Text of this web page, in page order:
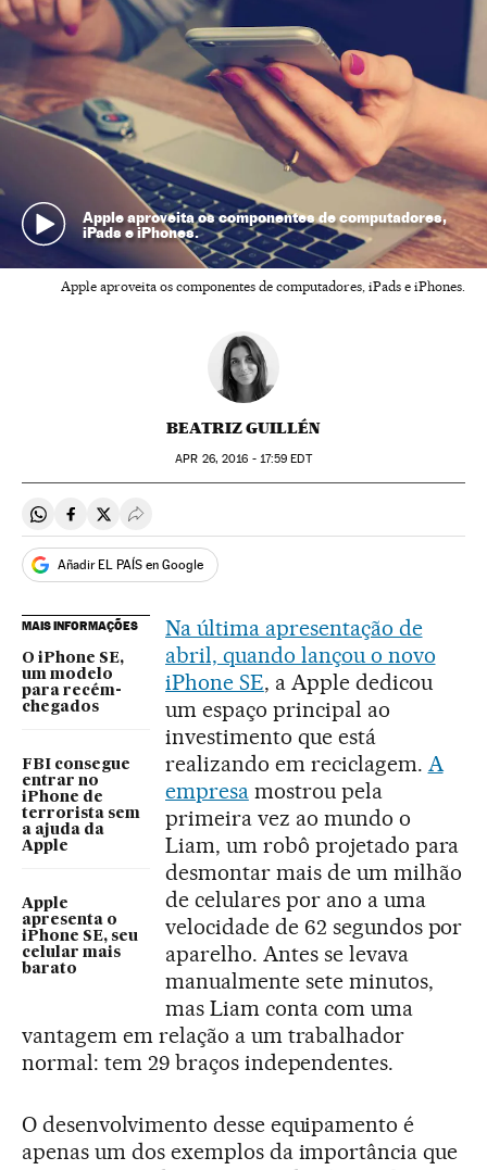
Apple aproveita os componentes de computadores,
iPads e iPhones.
Apple aproveita os componentes de computadores, iPads e iPhones.
BEATRIZ GUILLÉN
APR 26, 2016 - 17:59 EDT
Compartir en Whatsapp
Compartir en Facebook
Compartir en Twitter
Desplegar Redes Sociales
Añadir EL PAÍS en Google
MAIS INFORMAÇÕES
O iPhone SE,
um modelo
para recém-
chegados
FBI consegue
entrar no
iPhone de
terrorista sem
a ajuda da
Apple
Apple
apresenta o
iPhone SE, seu
celular mais
barato
Na última apresentação de
abril, quando lançou o novo
iPhone SE, a Apple dedicou
um espaço principal ao
investimento que está
realizando em reciclagem. A
empresamostrou pela
primeira vez ao mundo o
Liam, um robô projetado para
desmontar mais de um milhão
de celulares por ano a uma
velocidade de 62 segundos por
aparelho. Antes se levava
manualmente sete minutos,
mas Liam conta com uma
vantagem em relação a um trabalhador
normal: tem 29 braços independentes.
O desenvolvimento desse equipamento é
apenas um dos exemplos da importância que